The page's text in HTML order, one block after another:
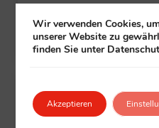
Mehr
Yoga im
Klub
Wir verwenden Cookies,
unserer Website zu
finden Sie unter
Akzeptieren